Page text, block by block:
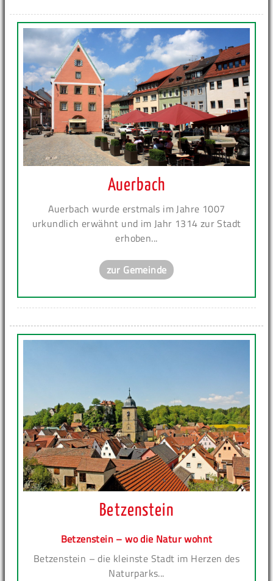
Auerbach
Auerbach wurde erstmals im Jahre 1007
urkundlich erwähnt und im Jahr 1314 zur Stadt
erhoben...
zur Gemeinde
Betzenstein
Betzenstein – wo die Natur wohnt
Betzenstein – die kleinste Stadt im Herzen des
Naturparks...